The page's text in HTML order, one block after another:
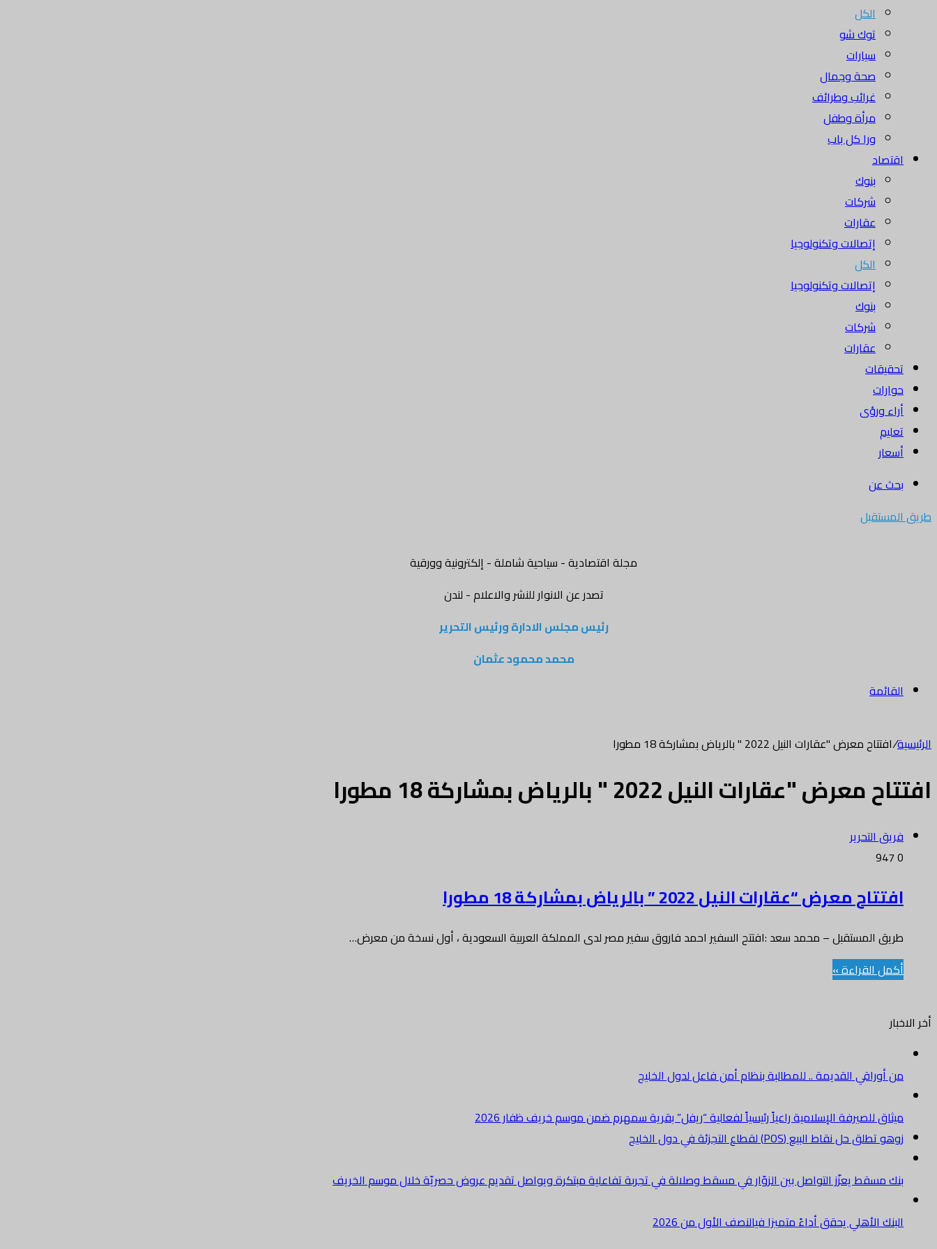
الكل
توك شو
سيارات
صحة وجمال
غرائب وطرائف
مرأة وطفل
ورا كل باب
اقتصاد
بنوك
شركات
عقارات
إتصالات وتكنولوجيا
الكل
إتصالات وتكنولوجيا
بنوك
شركات
عقارات
تحقيقات
حوارات
أراء ورؤى
تعليم
أسعار
بحث عن
طريق المستقبل
مجلة اقتصادية - سياحية شاملة - إلكترونية وورقية
تصدر عن الانوار للنشر والاعلام - لندن
رئيس مجلس الادارة ورئيس التحرير
محمد محمود عثمان
القائمة
الرئيسية/افتتاح معرض "عقارات النيل 2022 " بالرياض بمشاركة 18 مطورا
افتتاح معرض "عقارات النيل 2022 " بالرياض بمشاركة 18 مطورا
فريق التحرير
0
افتتاح معرض “عقارات النيل 2022 ” بالرياض بمشاركة 18 مطورا
طريق المستقبل – محمد سعد :افتتح السفير احمد فاروق سفير مصر لدى المملكة العربية السعودية ، أول نسخة من معرض…
أكمل القراءة »
أخر الاخبار
من أوراقي القديمة .. للمطالبة بنظام أمن فاعل لدول الخليج
ميثاق للصيرفة الإسلامية راعياً رئيسياً لفعالية “ريفل” بقرية سمهرم ضمن موسم خريف ظفار 2026
زوهو تطلق حل نقاط البيع (POS) لقطاع التجزئة في دول الخليج
بنك مسقط يعزّز التواصل بين الزوّار في مسقط وصلالة في تجربة تفاعلية مبتكرة ويواصل تقديم عروض حصريّة خلال موسم الخريف
البنك الأهلي يحقق أداءً متميزا فيالنصف الأول من 2026